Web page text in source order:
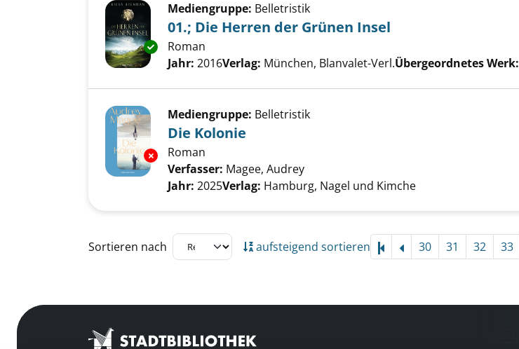
Exemplar-Details von 01.; Die Herren der Grünen Insel anzeigen
Mediengruppe: Belletristik
01.; Die Herren der Grünen Insel
Roman
Suche nach diesem Verfasser
Jahr: 2016Verlag: München, Blanvalet-Verl.Übergeordnetes Werk:
Exemplar-Details von Die Kolonie anzeigen
Mediengruppe: Belletristik
Die Kolonie
Roman
Verfasser: Magee, Audrey
Jahr: 2025Verlag: Hamburg, Nagel und Kimche
Zu den Suchfiltern springen
Sortieren nach aufsteigend sortieren 30 31 32 33